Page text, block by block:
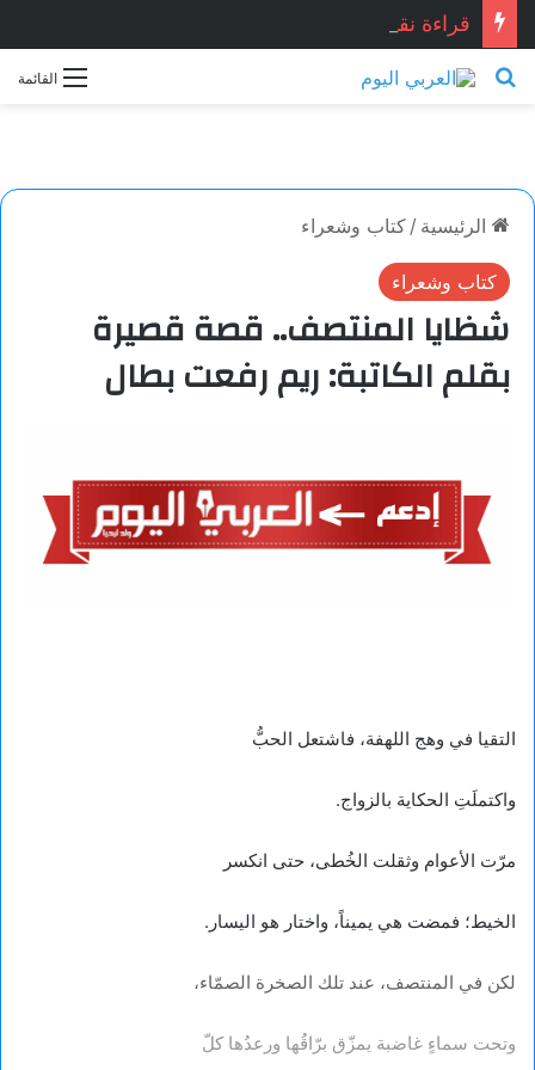
القائمة بحث عن
الرئيسية / كتاب وشعراء
كتاب وشعراء
شظايا المنتصف.. قصة قصيرة
بقلم الكاتبة: ريم رفعت بطال
​التقيا في وهج اللهفة، فاشتعل الحبُّ
واكتملَتِ الحكاية بالزواج.
مرّت الأعوام وثقلت الخُطى، حتى انكسر
الخيط؛ فمضت هي يميناً، واختار هو اليسار.
​لكن في المنتصف، عند تلك الصخرة الصمّاء،
وتحت سماءٍ غاضبة يمزّق برّاقُها ورعدُها كلّ